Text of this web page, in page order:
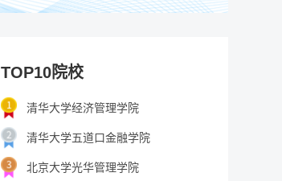
TOP10院校
清华大学经济管理学院
清华大学五道口金融学院
北京大学光华管理学院